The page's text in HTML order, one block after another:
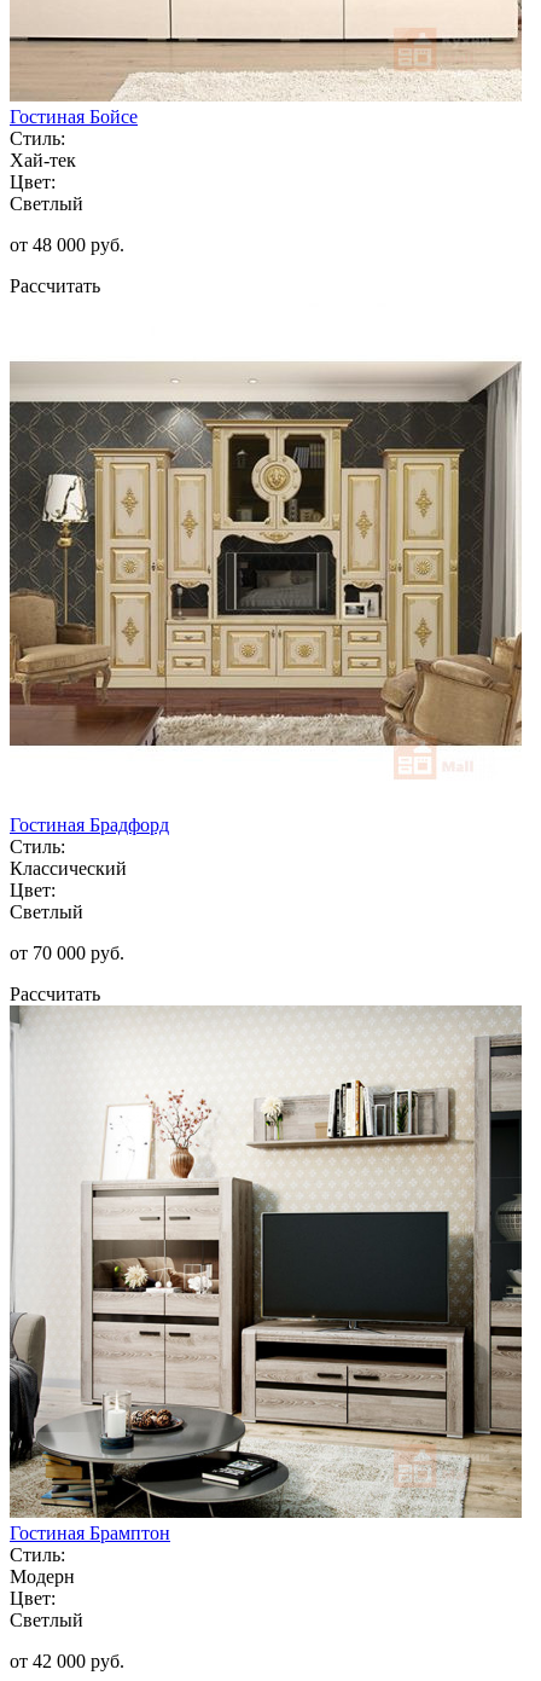
Гостиная Бойсе
Стиль:
Хай-тек
Цвет:
Светлый
от 48 000 руб.
Рассчитать
Гостиная Брадфорд
Стиль:
Классический
Цвет:
Светлый
от 70 000 руб.
Рассчитать
Гостиная Брамптон
Стиль:
Модерн
Цвет:
Светлый
от 42 000 руб.